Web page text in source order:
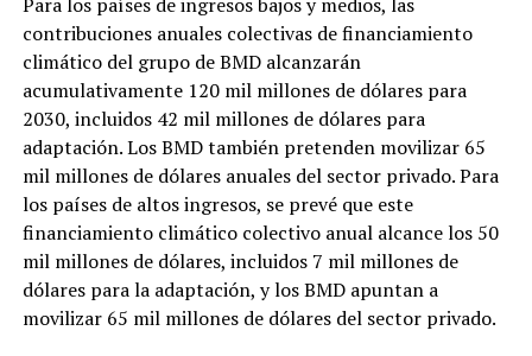
contribuciones anuales colectivas de financiamiento
climático del grupo de BMD alcanzarán
acumulativamente 120 mil millones de dólares para
2030, incluidos 42 mil millones de dólares para
adaptación. Los BMD también pretenden movilizar 65
mil millones de dólares anuales del sector privado. Para
los países de altos ingresos, se prevé que este
financiamiento climático colectivo anual alcance los 50
mil millones de dólares, incluidos 7 mil millones de
dólares para la adaptación, y los BMD apuntan a
movilizar 65 mil millones de dólares del sector privado.